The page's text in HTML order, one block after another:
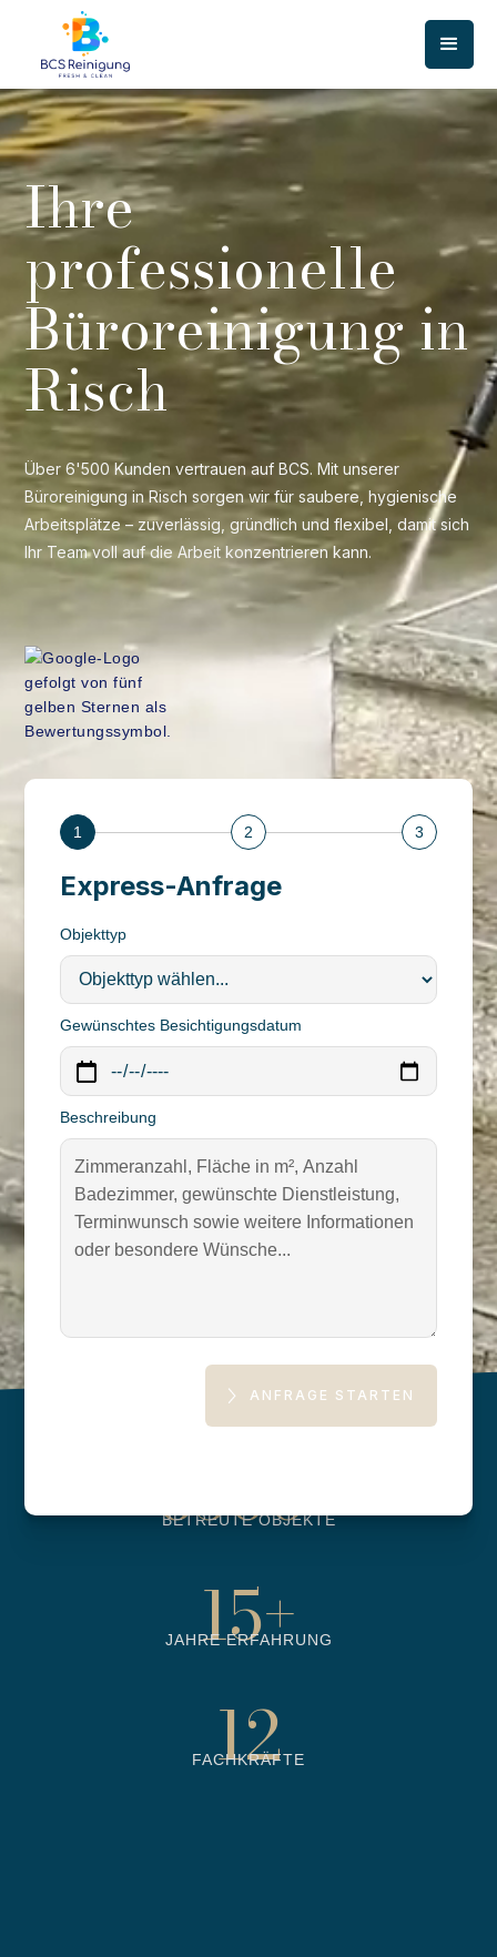
Ihre
professionelle
Büroreinigung in
Risch
Über 6'500 Kunden vertrauen auf BCS. Mit unserer
Büroreinigung in Risch sorgen wir für saubere, hygienische
Arbeitsplätze – zuverlässig, gründlich und flexibel, damit sich
Ihr Team voll auf die Arbeit konzentrieren kann.
1 2 3
Express-Anfrage
Objekttyp
Gewünschtes Besichtigungsdatum
Beschreibung
ANFRAGE STARTEN
6500+
BETREUTE OBJEKTE
15+
JAHRE ERFAHRUNG
12
FACHKRÄFTE